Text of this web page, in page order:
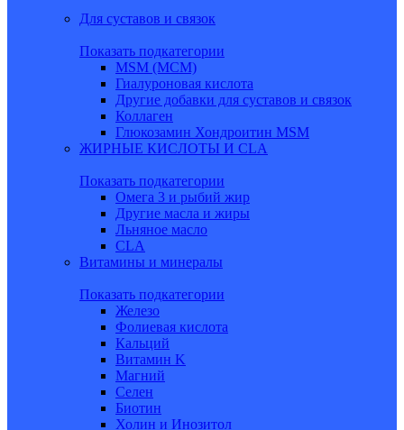
Для суставов и связок
Показать подкатегории
MSM (МСМ)
Гиалуроновая кислота
Другие добавки для суставов и связок
Коллаген
Глюкозамин Хондроитин MSM
ЖИРНЫЕ КИСЛОТЫ И CLA
Показать подкатегории
Омега 3 и рыбий жир
Другие масла и жиры
Льняное масло
CLA
Витамины и минералы
Показать подкатегории
Железо
Фолиевая кислота
Кальций
Витамин K
Магний
Селен
Биотин
Холин и Инозитол